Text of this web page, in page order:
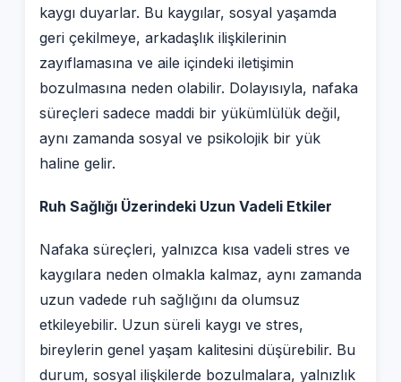
kaygı duyarlar. Bu kaygılar, sosyal yaşamda
geri çekilmeye, arkadaşlık ilişkilerinin
zayıflamasına ve aile içindeki iletişimin
bozulmasına neden olabilir. Dolayısıyla, nafaka
süreçleri sadece maddi bir yükümlülük değil,
aynı zamanda sosyal ve psikolojik bir yük
haline gelir.
Ruh Sağlığı Üzerindeki Uzun Vadeli Etkiler
Nafaka süreçleri, yalnızca kısa vadeli stres ve
kaygılara neden olmakla kalmaz, aynı zamanda
uzun vadede ruh sağlığını da olumsuz
etkileyebilir. Uzun süreli kaygı ve stres,
bireylerin genel yaşam kalitesini düşürebilir. Bu
durum, sosyal ilişkilerde bozulmalara, yalnızlık